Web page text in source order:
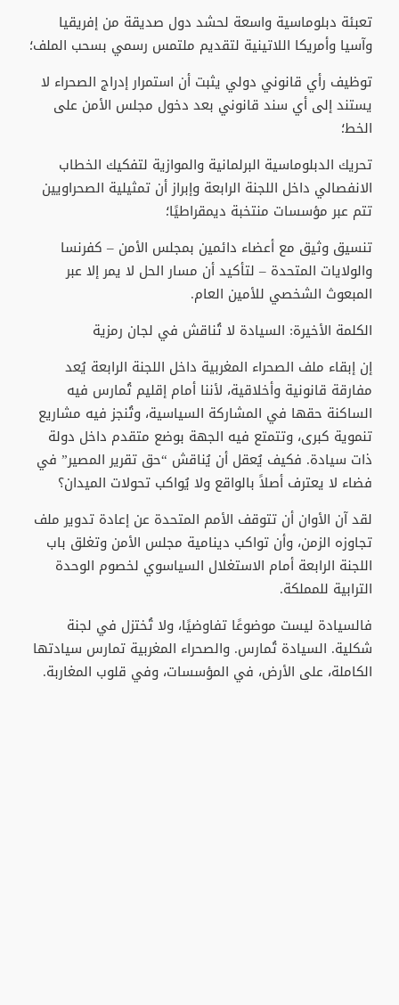
تعبئة دبلوماسية واسعة لحشد دول صديقة من إفريقيا
وآسيا وأمريكا اللاتينية لتقديم ملتمس رسمي بسحب الملف؛
توظيف رأي قانوني دولي يثبت أن استمرار إدراج الصحراء لا
يستند إلى أي سند قانوني بعد دخول مجلس الأمن على
الخط؛
تحريك الدبلوماسية البرلمانية والموازية لتفكيك الخطاب
الانفصالي داخل اللجنة الرابعة وإبراز أن تمثيلية الصحراويين
تتم عبر مؤسسات منتخبة ديمقراطيًا؛
تنسيق وثيق مع أعضاء دائمين بمجلس الأمن – كفرنسا
والولايات المتحدة – لتأكيد أن مسار الحل لا يمر إلا عبر
المبعوث الشخصي للأمين العام.
الكلمة الأخيرة: السيادة لا تُناقش في لجان رمزية
إن إبقاء ملف الصحراء المغربية داخل اللجنة الرابعة يُعد
مفارقة قانونية وأخلاقية، لأننا أمام إقليم تُمارس فيه
الساكنة حقها في المشاركة السياسية، وتُنجز فيه مشاريع
تنموية كبرى، وتتمتع فيه الجهة بوضع متقدم داخل دولة
ذات سيادة. فكيف يُعقل أن يُناقش “حق تقرير المصير” في
فضاء لا يعترف أصلاً بالواقع ولا يُواكب تحولات الميدان؟
لقد آن الأوان أن تتوقف الأمم المتحدة عن إعادة تدوير ملف
تجاوزه الزمن، وأن تواكب دينامية مجلس الأمن وتغلق باب
اللجنة الرابعة أمام الاستغلال السياسوي لخصوم الوحدة
الترابية للمملكة.
فالسيادة ليست موضوعًا تفاوضيًا، ولا تُختزل في لجنة
شكلية. السيادة تُمارس. والصحراء المغربية تمارس سيادتها
الكاملة، على الأرض، في المؤسسات، وفي قلوب المغاربة.